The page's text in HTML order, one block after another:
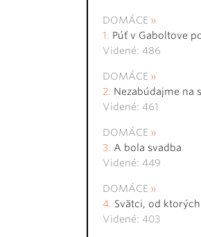
DOMÁCE
Púť v Gaboltove
Videné: 486
DOMÁCE
Nezabúdajme na
Videné: 461
DOMÁCE
A bola svadba
Videné: 449
DOMÁCE
Svätci, od
Videné: 403